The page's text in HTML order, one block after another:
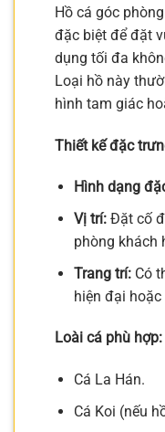
Hồ cá góc
đặc biệt để đặt
dụng tối đa
Loại hồ này
hình tam giác
Thiết kế đặc
Hình dạng
Vị trí:Đặt cố
phòng khách
Trang trí:Có
hiện đại
Loài cá phù hợp:
Cá La Hán.
Cá Koi (nếu